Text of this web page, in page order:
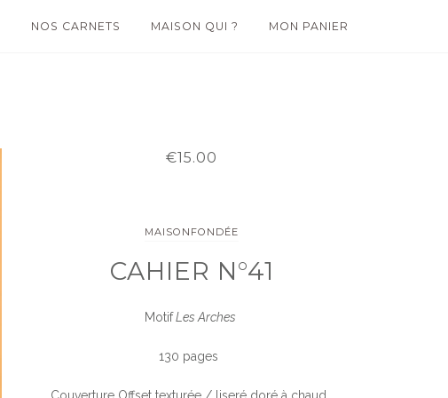
NOS CARNETS MAISON QUI ? MON PANIER
€15.00
MAISONFONDÉE
CAHIER N°41
MotifLes Arches
130 pages